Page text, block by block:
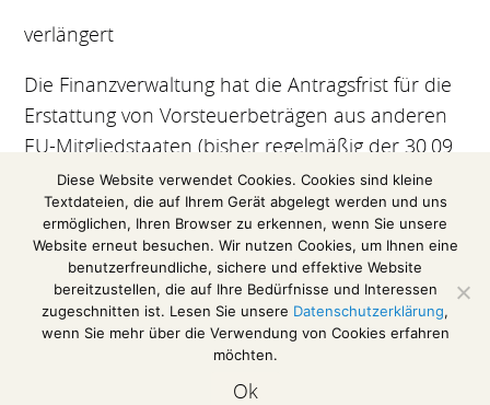
verlängert
Die Finanzverwaltung hat die Antragsfrist für die
Erstattung von Vorsteuerbeträgen aus anderen
EU-Mitgliedstaaten (bisher regelmäßig der 30.09.
des Folgejahres) für das Jahr 2009 auf den
31.03.2011verlängert (siehe BMF-Schreiben vom
01.11.2010 – IV D 3 – S 7359/10/10004).
Diese Website verwendet Cookies. Cookies sind kleine
Textdateien, die auf Ihrem Gerät abgelegt werden und uns
ermöglichen, Ihren Browser zu erkennen, wenn Sie unsere
Website erneut besuchen. Wir nutzen Cookies, um Ihnen eine
benutzerfreundliche, sichere und effektive Website
bereitzustellen, die auf Ihre Bedürfnisse und Interessen
zugeschnitten ist. Lesen Sie unsere Datenschutzerklärung,
wenn Sie mehr über die Verwendung von Cookies erfahren
möchten.
Ok